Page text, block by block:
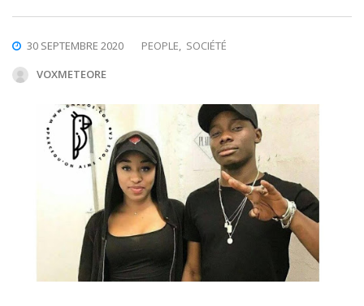
30 SEPTEMBRE 2020 PEOPLE
SOCIÉTÉ
VOXMETEORE